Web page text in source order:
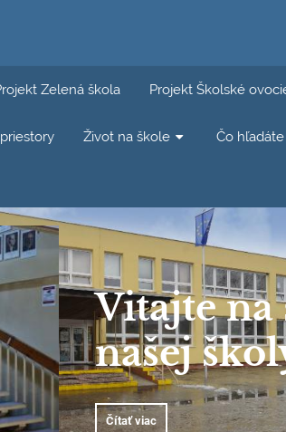
Zelená škola Projekt Školské
Život na škole Čo hľadáte
Vitajte
našej
Čítať viac